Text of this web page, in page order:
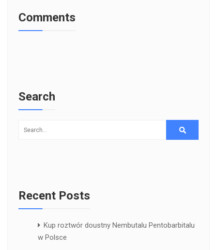
Comments
Search
Recent Posts
Kup roztwór doustny Nembutalu Pentobarbitalu
w Polsce